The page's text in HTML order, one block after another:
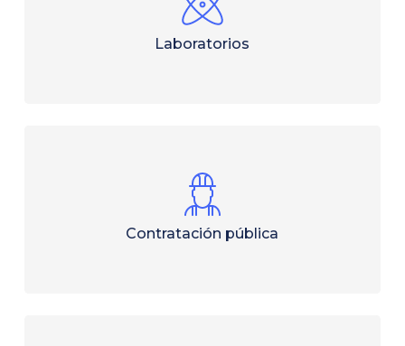
Laboratorios
Contratación pública